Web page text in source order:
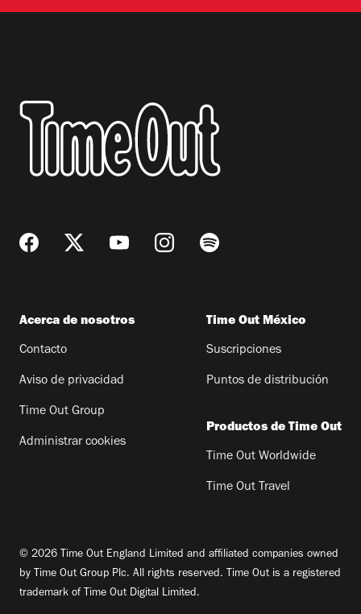
Acerca de nosotros
Contacto
Aviso de privacidad
Time Out Group
Administrar cookies
Time Out México
Suscripciones
Puntos de distribución
Productos de Time Out
Time Out Worldwide
Time Out Travel
© 2026 Time Out England Limited and affiliated companies owned
by Time Out Group Plc. All rights reserved. Time Out is a registered
trademark of Time Out Digital Limited.